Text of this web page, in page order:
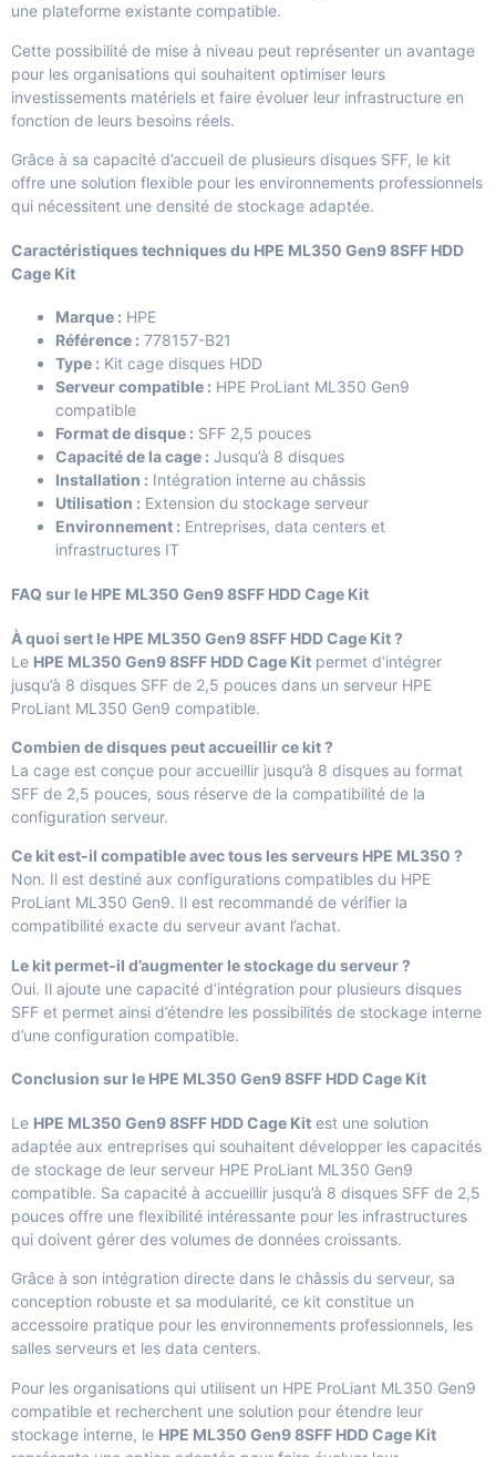
une plateforme existante compatible.
Cette possibilité de mise à niveau peut représenter un avantage
pour les organisations qui souhaitent optimiser leurs
investissements matériels et faire évoluer leur infrastructure en
fonction de leurs besoins réels.
Grâce à sa capacité d’accueil de plusieurs disques SFF, le kit
offre une solution flexible pour les environnements professionnels
qui nécessitent une densité de stockage adaptée.
Caractéristiques techniques du HPE ML350 Gen9 8SFF HDD
Cage Kit
Marque : HPE
Référence : 778157-B21
Type : Kit cage disques HDD
Serveur compatible : HPE ProLiant ML350 Gen9
compatible
Format de disque : SFF 2,5 pouces
Capacité de la cage : Jusqu’à 8 disques
Installation : Intégration interne au châssis
Utilisation : Extension du stockage serveur
Environnement : Entreprises, data centers et
infrastructures IT
FAQ sur le HPE ML350 Gen9 8SFF HDD Cage Kit
À quoi sert le HPE ML350 Gen9 8SFF HDD Cage Kit ?
Le HPE ML350 Gen9 8SFF HDD Cage Kit permet d’intégrer
jusqu’à 8 disques SFF de 2,5 pouces dans un serveur HPE
ProLiant ML350 Gen9 compatible.
Combien de disques peut accueillir ce kit ?
La cage est conçue pour accueillir jusqu’à 8 disques au format
SFF de 2,5 pouces, sous réserve de la compatibilité de la
configuration serveur.
Ce kit est-il compatible avec tous les serveurs HPE ML350 ?
Non. Il est destiné aux configurations compatibles du HPE
ProLiant ML350 Gen9. Il est recommandé de vérifier la
compatibilité exacte du serveur avant l’achat.
Le kit permet-il d’augmenter le stockage du serveur ?
Oui. Il ajoute une capacité d’intégration pour plusieurs disques
SFF et permet ainsi d’étendre les possibilités de stockage interne
d’une configuration compatible.
Conclusion sur le HPE ML350 Gen9 8SFF HDD Cage Kit
Le HPE ML350 Gen9 8SFF HDD Cage Kit est une solution
adaptée aux entreprises qui souhaitent développer les capacités
de stockage de leur serveur HPE ProLiant ML350 Gen9
compatible. Sa capacité à accueillir jusqu’à 8 disques SFF de 2,5
pouces offre une flexibilité intéressante pour les infrastructures
qui doivent gérer des volumes de données croissants.
Grâce à son intégration directe dans le châssis du serveur, sa
conception robuste et sa modularité, ce kit constitue un
accessoire pratique pour les environnements professionnels, les
salles serveurs et les data centers.
Pour les organisations qui utilisent un HPE ProLiant ML350 Gen9
compatible et recherchent une solution pour étendre leur
stockage interne, le HPE ML350 Gen9 8SFF HDD Cage Kit